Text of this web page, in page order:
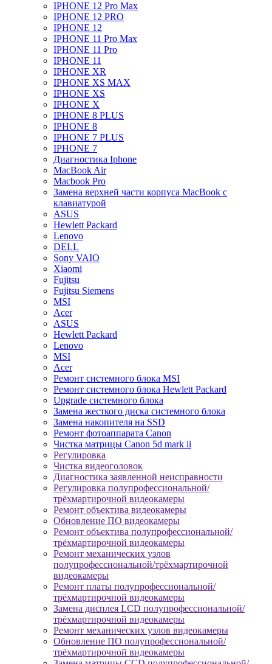
IPHONE 12 Pro Max
IPHONE 12 PRO
IPHONE 12
IPHONE 11 Pro Max
IPHONE 11 Pro
IPHONE 11
IPHONE XR
IPHONE XS MAX
IPHONE XS
IPHONE X
IPHONE 8 PLUS
IPHONE 8
IPHONE 7 PLUS
IPHONE 7
Диагностика Iphone
MacBook Air
Macbook Pro
Замена верхней части корпуса MacBook с
клавиатурой
ASUS
Hewlett Packard
Lenovo
DELL
Sony VAIO
Xiaomi
Fujitsu
Fujitsu Siemens
MSI
Acer
ASUS
Hewlett Packard
Lenovo
MSI
Acer
Ремонт системного блока MSI
Ремонт системного блока Hewlett Packard
Upgrade системного блока
Замена жесткого диска системного блока
Замена накопителя на SSD
Ремонт фотоаппарата Canon
Чистка матрицы Canon 5d mark ii
Регулировка
Чистка видеоголовок
Диагностика заявленной неисправности
Регулировка полупрофессиональной/
трёхмартирочной видеокамеры
Ремонт объектива видеокамеры
Обновление ПО видеокамеры
Ремонт объектива полупрофессиональной/
трёхмартирочной видеокамеры
Ремонт механических узлов
полупрофессиональной/трёхмартирочной
видеокамеры
Ремонт платы полупрофессиональной/
трёхмартирочной видеокамеры
Замена дисплея LCD полупрофессиональной/
трёхмартирочной видеокамеры
Ремонт механических узлов видеокамеры
Обновление ПО полупрофессиональной/
трёхмартирочной видеокамеры